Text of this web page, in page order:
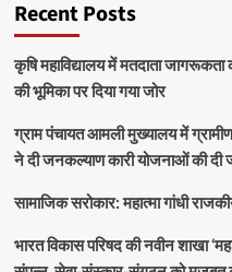
Recent Posts
कृषि महाविद्यालय में मतदाता
की भूमिका पर दिया गया जोर
ग्राम पंचायत आमली मुख्यालय में
ने दी जनकल्याण कारी योजनाओं की दी
सामाजिक सरोकार: महात्मा गांधी
भारत विकास परिषद की नवीन शाखा